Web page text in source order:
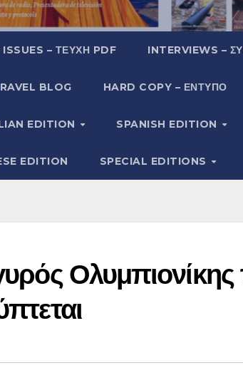
ISSUES – ΤΕΎΧΗ PDF INTERVIEWS –
BLOG HARD COPY – ΈΝΤΥΠΟ
EDITION SPANISH EDITION
EDITION SPECIAL EDITIONS
Ολυμπιονίκης